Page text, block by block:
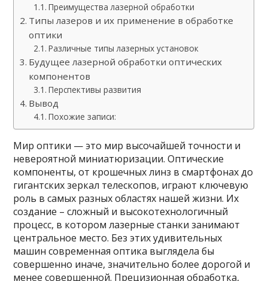
Преимущества лазерной обработки
Типы лазеров и их применение в обработке
оптики
Различные типы лазерных установок
Будущее лазерной обработки оптических
компонентов
Перспективы развития
Вывод
Похожие записи:
Мир оптики — это мир высочайшей точности и
невероятной миниатюризации. Оптические
компоненты, от крошечных линз в смартфонах до
гигантских зеркал телескопов, играют ключевую
роль в самых разных областях нашей жизни. Их
создание – сложный и высокотехнологичный
процесс, в котором лазерные станки занимают
центральное место. Без этих удивительных
машин современная оптика выглядела бы
совершенно иначе, значительно более дорогой и
менее совершенной. Прецизионная обработка,